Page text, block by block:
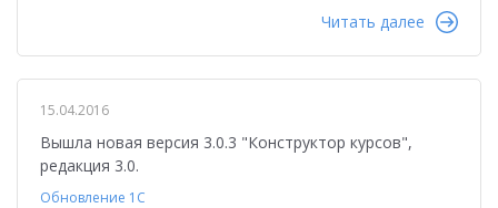
Читать далее
15.04.2016
Вышла новая версия 3.0.3 "Конструктор курсов",
редакция 3.0.
Обновление 1С